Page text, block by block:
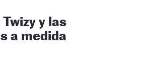
y las
a medida